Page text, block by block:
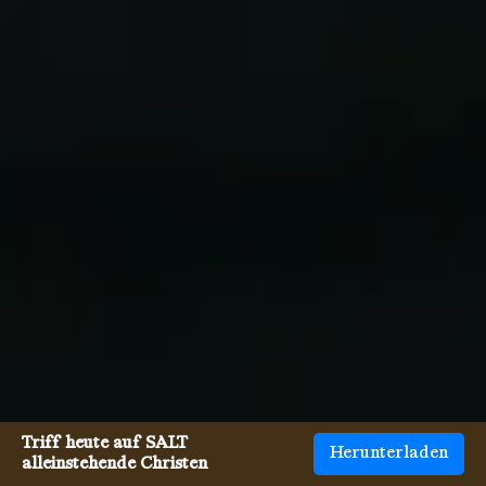
Triff heute auf SALT
alleinstehende Christen
Herunterladen